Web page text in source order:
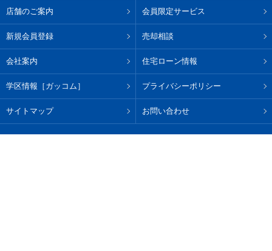
店舗のご案内 会員限定サービス
新規会員登録 売却相談
会社案内 住宅ローン情報
学区情報［ガッコム］ プライバシーポリシー
サイトマップ お問い合わせ